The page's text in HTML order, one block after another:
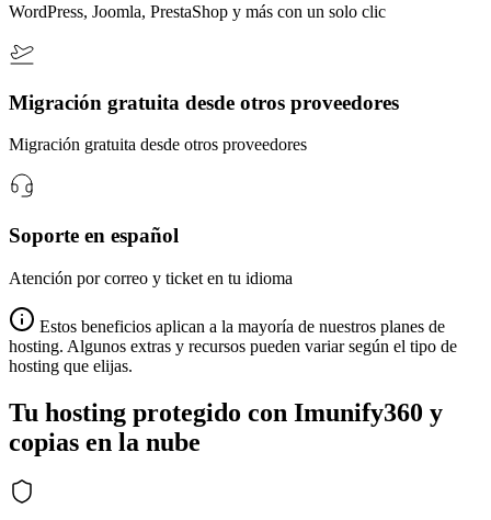
WordPress, Joomla, PrestaShop y más con un solo clic
Migración gratuita desde otros proveedores
Migración gratuita desde otros proveedores
Soporte en español
Atención por correo y ticket en tu idioma
Estos beneficios aplican a la mayoría de nuestros planes de
hosting. Algunos extras y recursos pueden variar según el tipo de
hosting que elijas.
Tu hosting protegido con Imunify360 y
copias en la nube